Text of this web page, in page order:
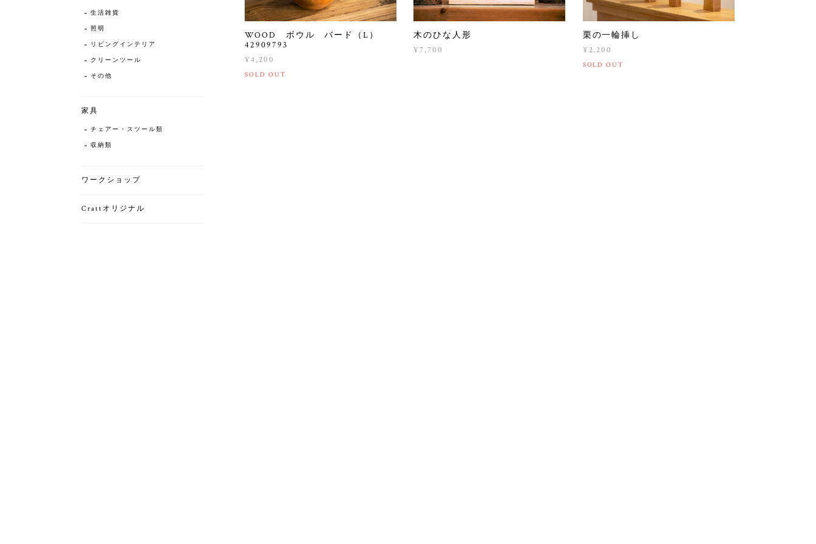
WOOD ボウル バード（L）
42909793
¥4,200
SOLD OUT
木のひな人形
¥7,700
栗の一輪挿し
¥2,200
SOLD OUT
生活雑貨
照明
リビングインテリア
クリーンツール
その他
家具
チェアー・スツール類
収納類
ワークショップ
Crattオリジナル